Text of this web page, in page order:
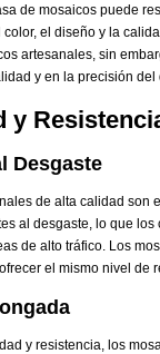
de mosaicos puede
el diseño y la
artesanales, sin
y en la precisión del
y
Desgaste
de alta calidad son
al desgaste, lo que los
de alto tráfico. Los
el mismo nivel de
y resistencia, los